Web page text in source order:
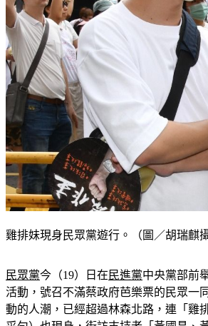
民眾黨 今（19）日在民進黨中央黨部前
活動，號召不滿蔡政府芭樂票的民眾一